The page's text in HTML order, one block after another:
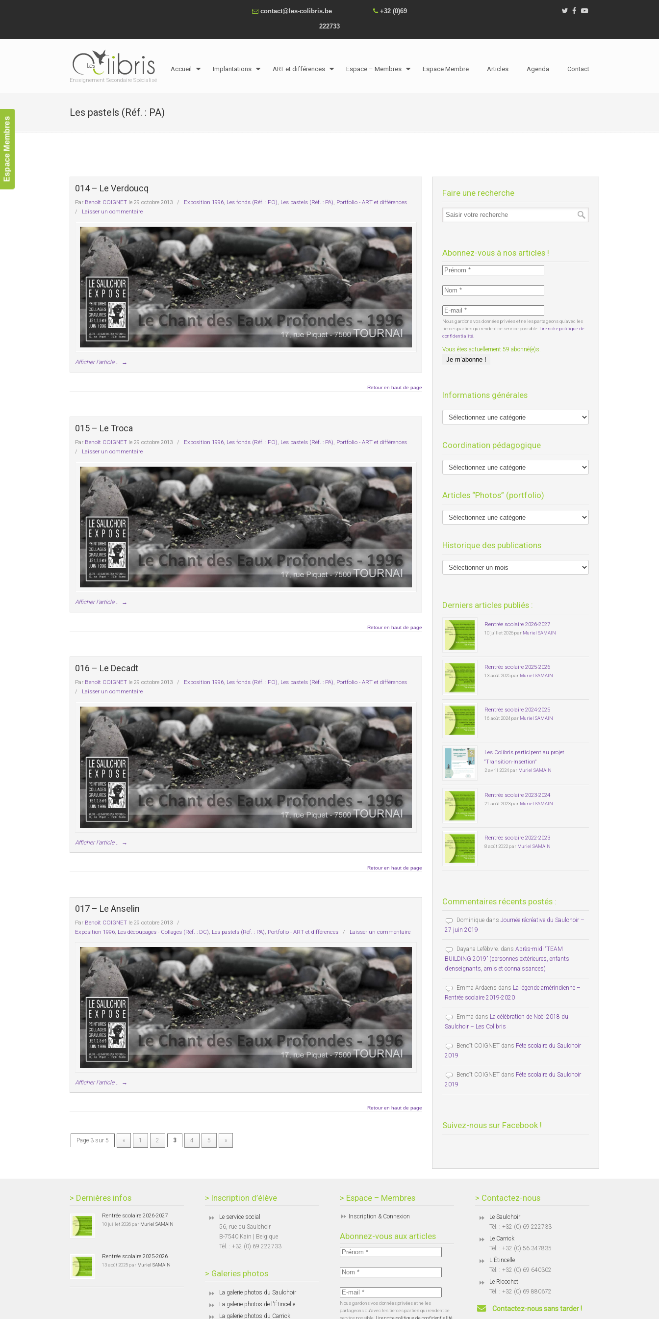
Espace Membres
contact@les-colibris.be +32 (0)69
222733
Enseignement Secondaire Spécialisé
Accueil Implantations ART et différences Espace – Membres Espace Membre Articles Agenda Contact
Les pastels (Réf. : PA)
014 – Le Verdoucq
Par Benoît COIGNET le 29 octobre 2013 / Exposition 1996, Les fonds (Réf. : FO), Les pastels (Réf. : PA), Portfolio - ART et différences
/ Laisser un commentaire
Afficher l'article... →
Retour en haut de page
015 – Le Troca
Par Benoît COIGNET le 29 octobre 2013 / Exposition 1996, Les fonds (Réf. : FO), Les pastels (Réf. : PA), Portfolio - ART et différences
/ Laisser un commentaire
Afficher l'article... →
Retour en haut de page
016 – Le Decadt
Par Benoît COIGNET le 29 octobre 2013 / Exposition 1996, Les fonds (Réf. : FO), Les pastels (Réf. : PA), Portfolio - ART et différences
/ Laisser un commentaire
Afficher l'article... →
Retour en haut de page
017 – Le Anselin
Par Benoît COIGNET le 29 octobre 2013
/
Exposition 1996 Les découpages - Collages (Réf. : DC) Les pastels (Réf. : PA) Portfolio - ART et différences / Laisser un commentaire
Afficher l'article... →
Retour en haut de page
Page 3 sur 5 « 1 2 3 4 5 »
Faire une recherche
Abonnez-vous à nos articles !
Nous gardons vos données privées et ne les partageons qu’avec les
tierces parties qui rendent ce service possible. Lire notre politique de
confidentialité.
Vous êtes actuellement 59 abonné(e)s.
Informations générales
Coordination pédagogique
Articles “Photos” (portfolio)
Historique des publications
Derniers articles publiés :
Rentrée scolaire 2026-2027
10 juillet 2026 par Muriel SAMAIN
Rentrée scolaire 2025-2026
13 août 2025 par Muriel SAMAIN
Rentrée scolaire 2024-2025
16 août 2024 par Muriel SAMAIN
Les Colibris participent au projet
“Transition-Insertion”
2 avril 2024 par Muriel SAMAIN
Rentrée scolaire 2023-2024
21 août 2023 par Muriel SAMAIN
Rentrée scolaire 2022-2023
8 août 2022 par Muriel SAMAIN
Commentaires récents postés :
Dominique dans Journée récréative du Saulchoir –
27 juin 2019
Dayana Lefèbvre. dans Après-midi “TEAM
BUILDING 2019” (personnes extérieures, enfants
d’enseignants, amis et connaissances)
Emma Ardaens dans La légende amérindienne –
Rentrée scolaire 2019-2020
Emma dans La célébration de Noël 2018 du
Saulchoir – Les Colibris
Benoît COIGNET dans Fête scolaire du Saulchoir
2019
Benoît COIGNET dans Fête scolaire du Saulchoir
2019
Suivez-nous sur Facebook !
> Dernières infos
Rentrée scolaire 2026-2027
10 juillet 2026 par Muriel SAMAIN
Rentrée scolaire 2025-2026
13 août 2025 par Muriel SAMAIN
> Inscription d’élève
Le service social
56, rue du Saulchoir
B-7540 Kain | Belgique
Tél. : +32 (0) 69 222733
> Galeries photos
La galerie photos du Saulchoir
La galerie photos de l'Étincelle
La galerie photos du Carrick
> Espace – Membres
Inscription & Connexion
Abonnez-vous aux articles
Nous gardons vos données privées et ne les
partageons qu’avec les tierces parties qui rendent ce
service possible. Lire notre politique de confidentialité.
> Contactez-nous
Le Saulchoir
Tél. : +32 (0) 69 222733
Le Carrick
Tél. : +32 (0) 56 347835
L'Étincelle
Tél. : +32 (0) 69 640302
Le Ricochet
Tél. : +32 (0) 69 880672
Contactez-nous sans tarder !